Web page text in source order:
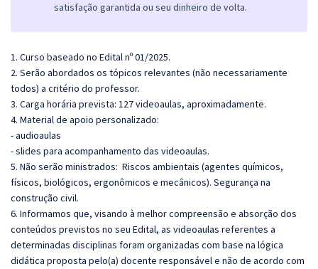
satisfação garantida ou seu dinheiro de volta.
1. Curso baseado no Edital nº 01/2025.
2. Serão abordados os tópicos relevantes (não necessariamente
todos) a critério do professor.
3. Carga horária prevista: 127 videoaulas, aproximadamente.
4. Material de apoio personalizado:
- audioaulas
- slides para acompanhamento das videoaulas.
5. Não serão ministrados: Riscos ambientais (agentes químicos,
físicos, biológicos, ergonômicos e mecânicos). Segurança na
construção civil.
6. Informamos que, visando à melhor compreensão e absorção dos
conteúdos previstos no seu Edital, as videoaulas referentes a
determinadas disciplinas foram organizadas com base na lógica
didática proposta pelo(a) docente responsável e não de acordo com